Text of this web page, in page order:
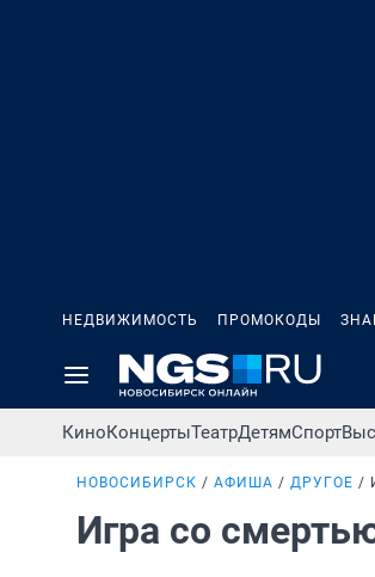
НЕДВИЖИМОСТЬ ПРОМОКОДЫ
КиноКонцертыТеатрДетямСпорт
НОВОСИБИРСК АФИША ДРУГОЕ
Игра со